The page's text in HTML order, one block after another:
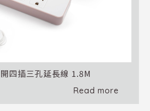
四插三孔延長線 1.8M
Read more